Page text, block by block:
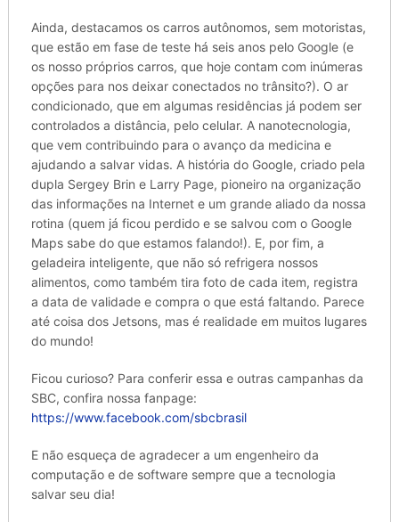
Ainda, destacamos os carros autônomos, sem motoristas,
que estão em fase de teste há seis anos pelo Google (e
os nosso próprios carros, que hoje contam com inúmeras
opções para nos deixar conectados no trânsito?). O ar
condicionado, que em algumas residências já podem ser
controlados a distância, pelo celular. A nanotecnologia,
que vem contribuindo para o avanço da medicina e
ajudando a salvar vidas. A história do Google, criado pela
dupla Sergey Brin e Larry Page, pioneiro na organização
das informações na Internet e um grande aliado da nossa
rotina (quem já ficou perdido e se salvou com o Google
Maps sabe do que estamos falando!). E, por fim, a
geladeira inteligente, que não só refrigera nossos
alimentos, como também tira foto de cada item, registra
a data de validade e compra o que está faltando. Parece
até coisa dos Jetsons, mas é realidade em muitos lugares
do mundo!
Ficou curioso? Para conferir essa e outras campanhas da
SBC, confira nossa fanpage:
https://www.facebook.com/sbcbrasil
E não esqueça de agradecer a um engenheiro da
computação e de software sempre que a tecnologia
salvar seu dia!